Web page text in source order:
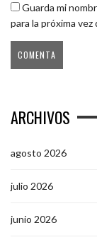
Guarda mi
para la próxima
ARCHIVOS
agosto 2026
julio 2026
junio 2026